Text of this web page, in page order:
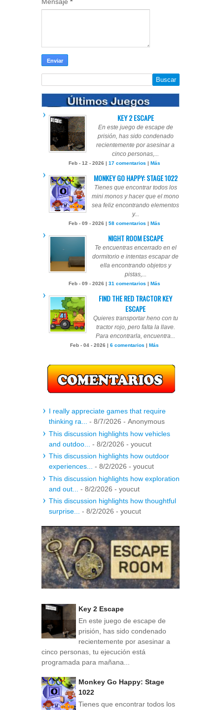
KEY 2 ESCAPE
En este juego de escape de
prisión, has sido condenado
recientemente por asesinar a
cinco personas,...
Feb - 12 - 2026 | 17 comentarios Más
MONKEY GO HAPPY: STAGE 1022
Tienes que encontrar todos los
mini monos y hacer que el mono
sea feliz encontrando elementos
y...
Feb - 09 - 2026 | 58 comentarios Más
NIGHT ROOM ESCAPE
Te encuentras encerrado en el
dormitorio e intentas escapar de
ella encontrando objetos y
pistas,...
Feb - 09 - 2026 | 31 comentarios Más
FIND THE RED TRACTOR KEY
ESCAPE
Quieres transportar heno con tu
tractor rojo, pero falta la llave.
Para encontrarla, encuentra...
Feb - 04 - 2026 | 6 comentarios Más
I really appreciate games that require
thinking ra... - 8/7/2026 - Anonymous
This discussion highlights how vehicles
and outdoo...
- 8/2/2026 - youcut
This discussion highlights how outdoor
experiences... - 8/2/2026 - youcut
This discussion highlights how exploration
and out...
- 8/2/2026 - youcut
This discussion highlights how thoughtful
surprise... - 8/2/2026 - youcut
Key 2 Escape
En este juego de escape de
prisión, has sido condenado
recientemente por asesinar a
cinco personas, tu ejecución está
programada para mañana...
Monkey Go Happy: Stage
1022
Tienes que encontrar todos los